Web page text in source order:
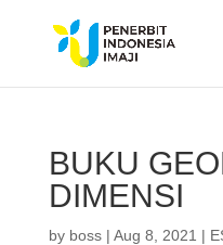
BUKU
DIMENSI
by boss| Aug 8, 2021 |